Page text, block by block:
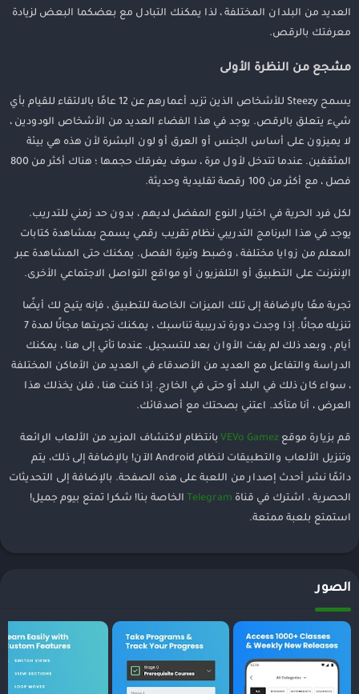
العديد من البلدان المختلفة ، لذا يمكنك التبادل مع بعضكما البعض لزيادة
معرفتك بالرقص.
مشجع من النظرة الأولى
يسمح Steezy للأشخاص الذين تزيد أعمارهم عن 12 عامًا بالالتقاء للقيام بأي
شيء يتعلق بالرقص. يوجد في هذا الفضاء العديد من الأشخاص الودودين ،
لا يميزون على أساس الجنس أو العرق أو لون البشرة لأن هذه هي بيئة
المثقفين. عندما تتدخل لأول مرة ، سوف يغرقك حجمها ؛ هناك أكثر من 800
فصل ، مع أكثر من 100 رقصة تقليدية وحديثة.
لكل فرد الحرية في اختيار النوع المفضل لديهم ، بدون حد زمني للتدريب.
يوجد في هذا البرنامج التدريبي نظام تقريب رقمي يسمح بمشاهدة كتابات
المعلم من زوايا مختلفة ، وضبط وتيرة الفصل. يمكنك حتى المشاهدة عبر
الإنترنت على التطبيق أو التلفزيون أو مواقع التواصل الاجتماعي الأخرى.
تجربة معًا بالإضافة إلى تلك الميزات الخاصة للتطبيق ، فإنه يتيح لك أيضًا
تنزيله مجانًا. إذا وجدت دورة تدريبية تناسبك ، يمكنك تجربتها مجانًا لمدة 7
أيام ، وبعد ذلك لم يفت الأوان بعد للتسجيل. عندما تأتي إلى هنا ، يمكنك
الدراسة والتفاعل مع العديد من الأصدقاء في العديد من الأماكن المختلفة
، سواء كان ذلك في البلد أو حتى في الخارج. إذا كنت هنا ، فلن يخذلك هذا
العرض ، أنا متأكد. اعتني بصحتك مع أصدقائك.
قم بزيارة موقع VEVo Gamez بانتظام لاكتشاف المزيد من الألعاب الرائعة
وتنزيل الألعاب والتطبيقات لنظام Android الآن! بالإضافة إلى ذلك، يتم
دائمًا نشر أحدث إصدار من اللعبة على هذه الصفحة. بالإضافة إلى التحديثات
الحصرية ، اشترك في قناة Telegram الخاصة بنا! شكرا تمتع بيوم جميل!
استمتع بلعبة ممتعة.
الصور